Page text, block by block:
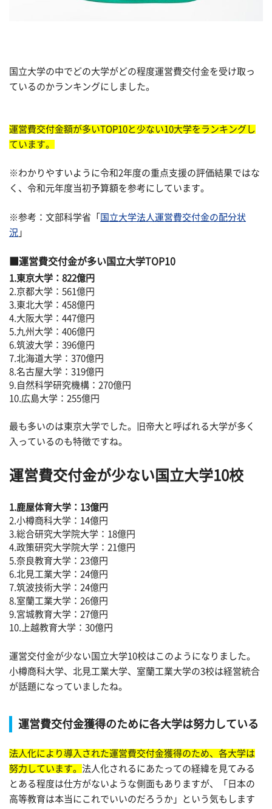
国立大学の中でどの大学がどの程度運営費交付金を受け取っ
ているのかランキングにしました。
運営費交付金額が多いTOP10と少ない10大学をランキングし
ています。
※わかりやすいように令和2年度の重点支援の評価結果ではな
く、令和元年度当初予算額を参考にしています。
※参考：文部科学省「 国立大学法人運営費交付金の配分状
況 」
運営費交付金が多い国立大学TOP10
1.東京大学：822億円
2.京都大学：561億円
3.東北大学：458億円
4.大阪大学：447億円
5.九州大学：406億円
6.筑波大学：396億円
7.北海道大学：370億円
8.名古屋大学：319億円
9.自然科学研究機構：270億円
10.広島大学：255億円
最も多いのは東京大学でした。旧帝大と呼ばれる大学が多く
入っているのも特徴ですね。
運営費交付金が少ない国立大学10校
1.鹿屋体育大学：13億円
2.小樽商科大学：14億円
3.総合研究大学院大学：18億円
4.政策研究大学院大学：21億円
5.奈良教育大学：23億円
6.北見工業大学：24億円
7.筑波技術大学：24億円
8.室蘭工業大学：26億円
9.宮城教育大学：27億円
10.上越教育大学：30億円
運営交付金が少ない国立大学10校はこのようになりました。
小樽商科大学、北見工業大学、室蘭工業大学の3校は経営統合
が話題になっていましたね。
運営費交付金獲得のために各大学は努力している
法人化により導入された運営費交付金獲得のため、各大学は
努力しています。 法人化されるにあたっての経緯を見てみる
とある程度は仕方がないような側面もありますが、「日本の
高等教育は本当にこれでいいのだろうか」という気もします